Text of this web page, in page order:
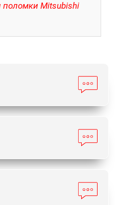
поломки Mitsubishi